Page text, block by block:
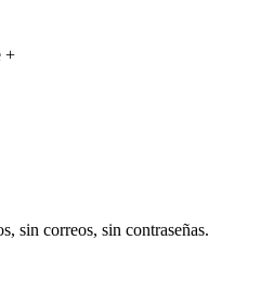
+
sin correos, sin contraseñas.